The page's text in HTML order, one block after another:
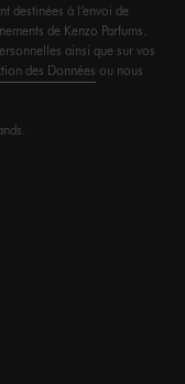
destinées à l’envoi de
de Kenzo Parfums.
ainsi que sur vos
des Données ou nous